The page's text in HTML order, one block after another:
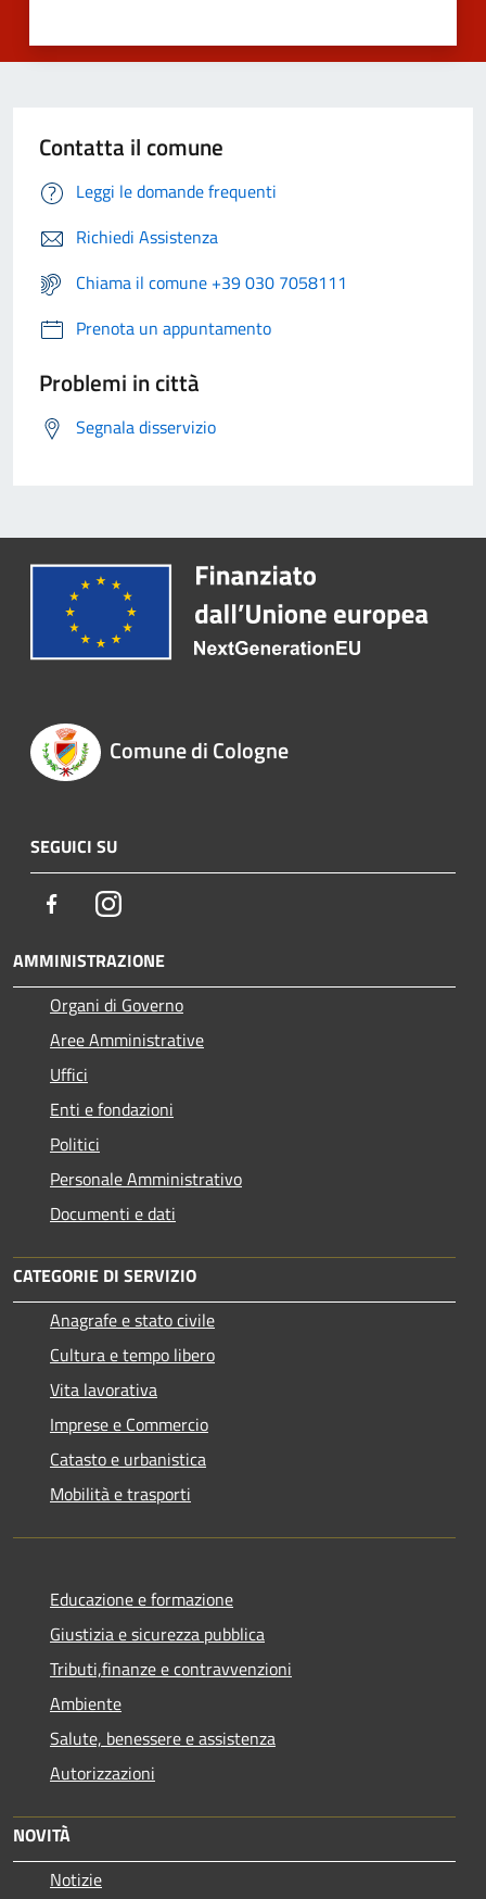
Contatta il comune
Leggi le domande frequenti
Richiedi Assistenza
Chiama il comune +39 030 7058111
Prenota un appuntamento
Problemi in città
Segnala disservizio
Comune di Cologne
SEGUICI SU
FacebookInstagram
AMMINISTRAZIONE
Organi di Governo
Aree Amministrative
Uffici
Enti e fondazioni
Politici
Personale Amministrativo
Documenti e dati
CATEGORIE DI SERVIZIO
Anagrafe e stato civile
Cultura e tempo libero
Vita lavorativa
Imprese e Commercio
Catasto e urbanistica
Mobilità e trasporti
Educazione e formazione
Giustizia e sicurezza pubblica
Tributi,finanze e contravvenzioni
Ambiente
Salute, benessere e assistenza
Autorizzazioni
NOVITÀ
Notizie